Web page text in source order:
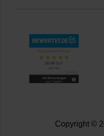
Copyright ©